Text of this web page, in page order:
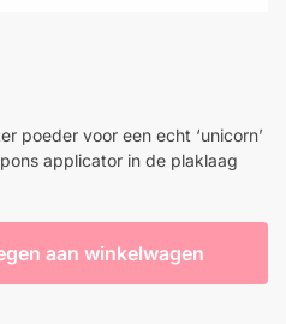
poeder voor een echt ‘unicorn’
applicator in de plaklaag
aan winkelwagen